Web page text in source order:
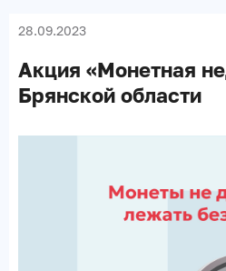
28.09.2023
Акция «Монетная
Брянской области